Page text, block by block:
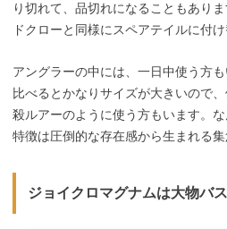
り切れて、品切れになることもあり
ドクローと同様にスペアテイルに付
アングラーの中には、一日中使う方
比べるとかなりサイズが大きいので
殺ルアーのように使う方もいます。
特徴は圧倒的な存在感から生まれる集
ジョイクロマグナムは大物バ